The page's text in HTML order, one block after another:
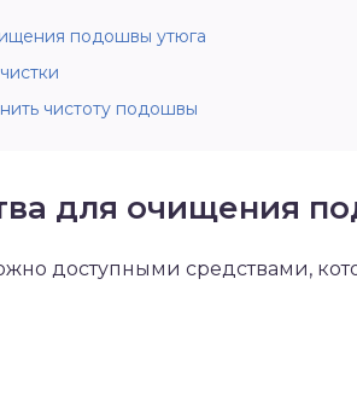
подошвы утюга
чистоту подошвы
для очищения
доступными средствами,